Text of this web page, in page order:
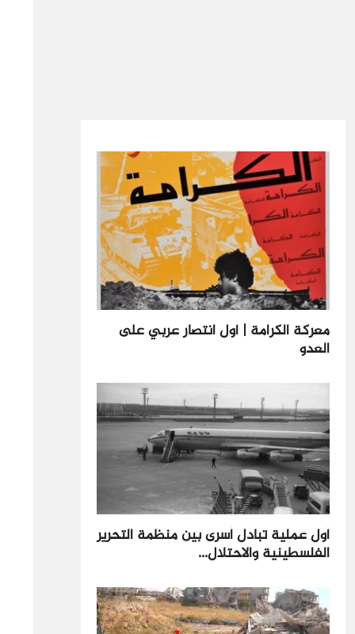
معركة الكرامة | أول انتصار عربي على
العدو
أول عملية تبادل أسرى بين منظمة التحرير
الفلسطينية والاحتلال...